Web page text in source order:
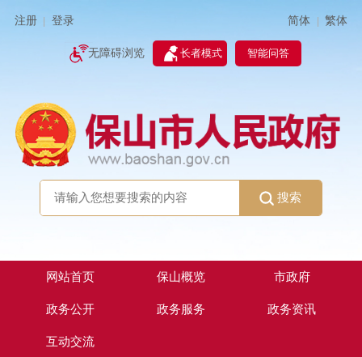
注册 登录 简体 | 繁体
无障碍浏览 长者模式 智能问答
搜索
网站首页 保山概览 市政府
政务公开 政务服务 政务资讯
互动交流